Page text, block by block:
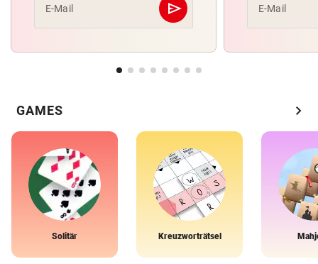
E-Mail send
Abschicken E-Mail
GAMES chevron_right
Solitär Kreuzworträtsel